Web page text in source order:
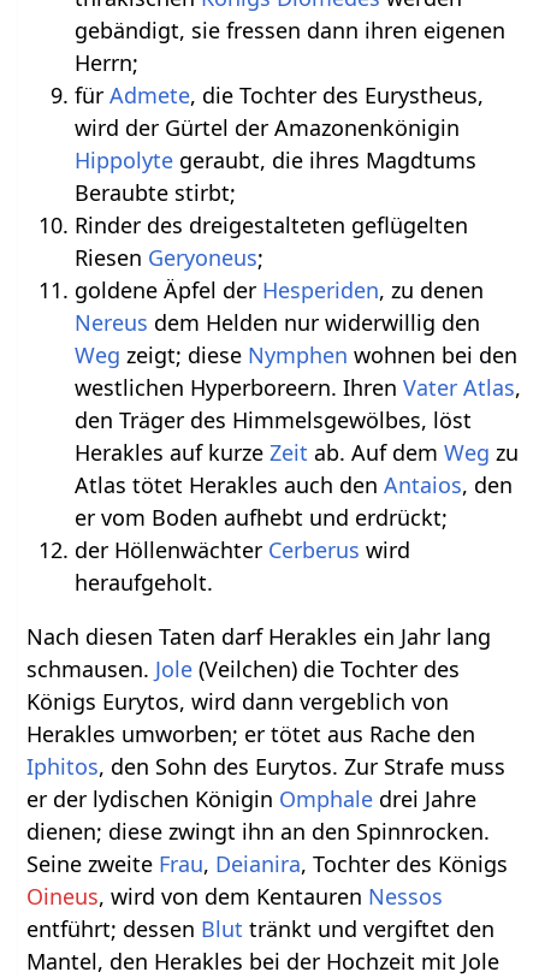
gebändigt, sie fressen dann ihren eigenen
Herrn;
fürAdmete, die Tochter des Eurystheus,
wird der Gürtel der Amazonenkönigin
Hippolyte geraubt, die ihres Magdtums
Beraubte stirbt;
Rinder des dreigestalteten geflügelten
Riesen Geryoneus;
goldene Äpfel der Hesperiden, zu denen
Nereus dem Helden nur widerwillig den
Weg zeigt; diese Nymphen wohnen bei den
westlichen Hyperboreern. IhrenVater Atlas,
den Träger des Himmelsgewölbes, löst
Herakles auf kurzeZeit ab. Auf demWeg zu
Atlas tötet Herakles auch denAntaios, den
er vom Boden aufhebt und erdrückt;
der Höllenwächter Cerberus wird
heraufgeholt.
Nach diesen Taten darf Herakles ein Jahr lang
schmausen. Jole (Veilchen) die Tochter des
Königs Eurytos, wird dann vergeblich von
Herakles umworben; er tötet aus Rache den
Iphitos, den Sohn des Eurytos. Zur Strafe muss
er der lydischen Königin Omphale drei Jahre
dienen; diese zwingt ihn an den Spinnrocken.
Seine zweite Frau, Deianira, Tochter des Königs
Oineus, wird von dem Kentauren Nessos
entführt; dessen Blut tränkt und vergiftet den
Mantel, den Herakles bei der Hochzeit mit Jole